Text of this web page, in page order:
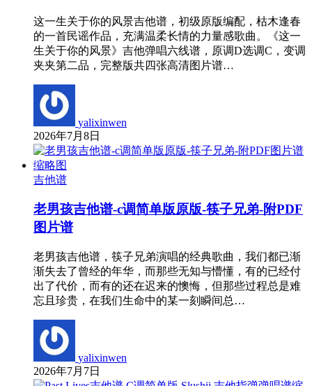
这一生关于你的风景吉他谱，初级原版编配，枯木逢春
的一首民谣作品，充满温柔长情的力量感歌曲。《这一
生关于你的风景》吉他弹唱六线谱，原调D选调C，变调
夹夹第二品，完整版共四张高清图片谱…
yalixinwen
2026年7月8日
吉他谱
老男孩吉他谱-c调简单版原版-筷子兄弟-附PDF
图片谱
老男孩吉他谱，筷子兄弟演唱的经典歌曲，我们都已渐
渐失去了曾经的年华，而那些无知与懵懂，有的已经付
出了代价，而有的还在迟来的懊悔，但那些过程总是难
忘且珍贵，在我们生命中的某一刻瞬间总…
yalixinwen
2026年7月7日